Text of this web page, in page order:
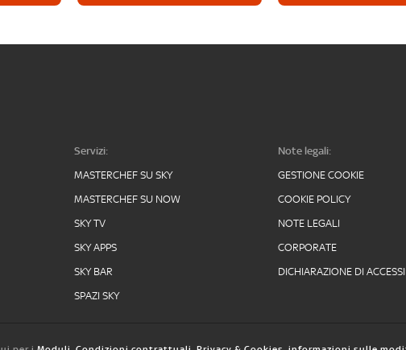
Servizi:
MASTERCHEF SU SKY
MASTERCHEF SU NOW
SKY TV
SKY APPS
SKY BAR
SPAZI SKY
Note legali:
GESTIONE COOKIE
COOKIE POLICY
NOTE LEGALI
CORPORATE
DICHIARAZIONE DI